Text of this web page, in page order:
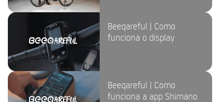
Beeqareful | Como
funciona o display
Beeqareful | Como
funciona a app Shimano